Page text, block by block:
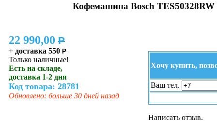
Кофемашина Bosch TES50328RW
22 990,00 P
+ доставка 550 P
Только наличные!
Есть на складе,
доставка 1-2 дня
Код товара: 28781
Обновлено: больше 30 дней назад
Хочу купить,
Ваш тел.
Написать отзыв.